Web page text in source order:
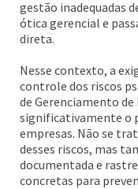
gestão inadequadas
ótica gerencial e
direta.
Nesse contexto, a
controle dos riscos
de Gerenciamento de
significativamente o
empresas. Não se
desses riscos, mas
documentada e
concretas para